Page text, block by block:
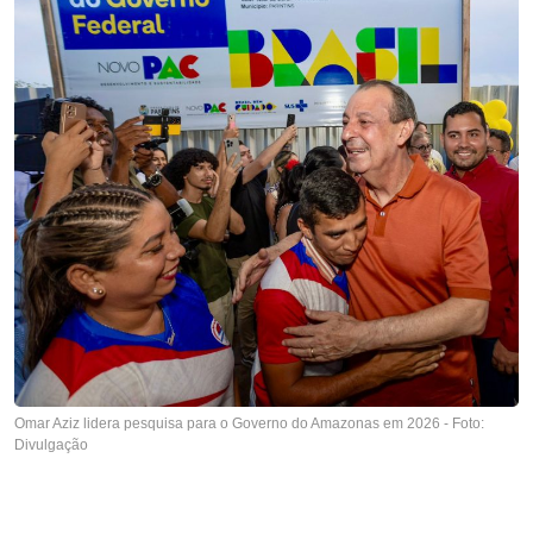
Omar Aziz lidera pesquisa para o Governo do Amazonas em 2026 - Foto:
Divulgação